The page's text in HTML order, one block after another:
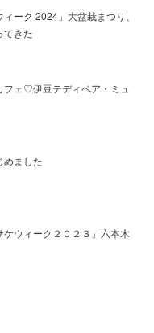
ーク 2024」大盆栽まつり、
てきた
フェ♡伊豆テディベア・ミュ
めました
ウィーク２０２３」六本木